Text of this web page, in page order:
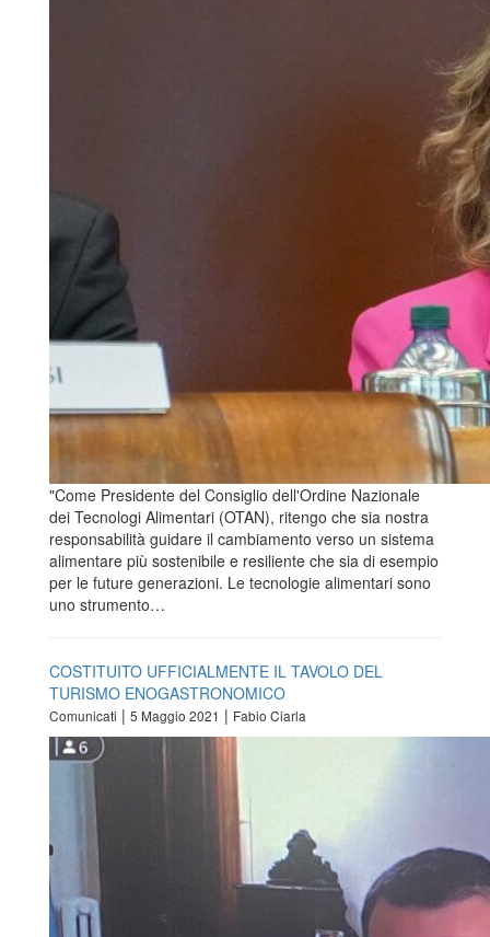
"Come Presidente del Consiglio dell'Ordine Nazionale
dei Tecnologi Alimentari (OTAN), ritengo che sia nostra
responsabilità guidare il cambiamento verso un sistema
alimentare più sostenibile e resiliente che sia di esempio
per le future generazioni. Le tecnologie alimentari sono
uno strumento…
COSTITUITO UFFICIALMENTE IL TAVOLO DEL
TURISMO ENOGASTRONOMICO
Comunicati | 5 Maggio 2021 | Fabio Ciarla